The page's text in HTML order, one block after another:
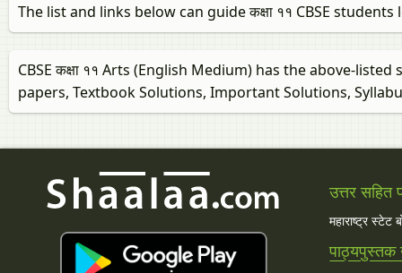
The list and links below can guide कक्षा ११ CBSE
CBSE कक्षा ११ Arts (English Medium) has the above-
papers, Textbook Solutions, Important Solutions,
उत्तर सहित
महाराष्ट्र
पाठ्यपुस्तक